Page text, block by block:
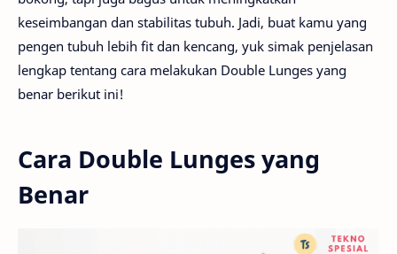
keseimbangan dan stabilitas tubuh. Jadi, buat kamu yang
pengen tubuh lebih fit dan kencang, yuk simak penjelasan
lengkap tentang cara melakukan Double Lunges yang
benar berikut ini!
Cara Double Lunges yang
Benar